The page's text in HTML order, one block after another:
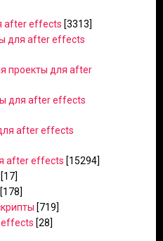
after effects [3313]
для after effects
проекты для after
для after effects
after effects
after effects [15294]
[17]
[178]
[719]
[28]